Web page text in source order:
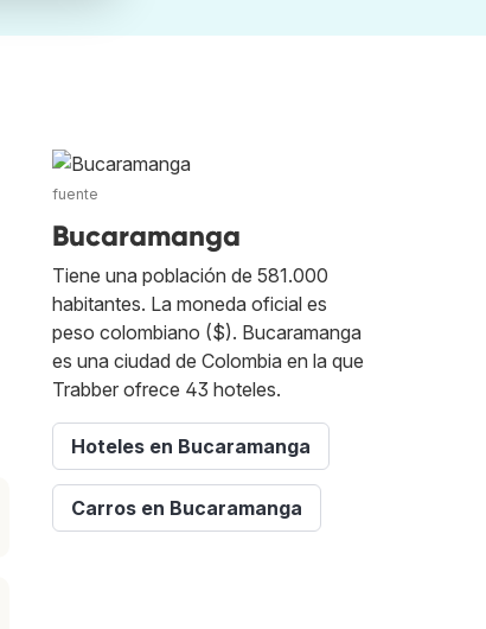
fuente
Bucaramanga
Tiene una población de 581.000
habitantes. La moneda oficial es
peso colombiano ($). Bucaramanga
es una ciudad de Colombia en la que
Trabber ofrece 43 hoteles.
Hoteles en Bucaramanga
Carros en Bucaramanga